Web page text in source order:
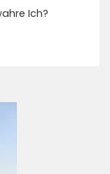
Ich?